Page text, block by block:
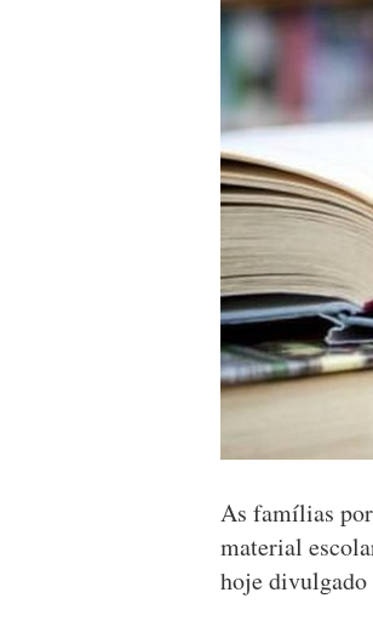
As famílias
material
hoje divulgado